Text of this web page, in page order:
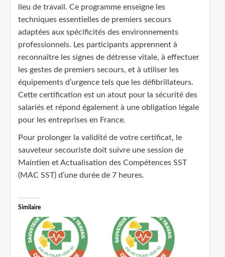
lieu de travail. Ce programme enseigne les
techniques essentielles de premiers secours
adaptées aux spécificités des environnements
professionnels. Les participants apprennent à
reconnaître les signes de détresse vitale, à effectuer
les gestes de premiers secours, et à utiliser les
équipements d’urgence tels que les défibrillateurs.
Cette certification est un atout pour la sécurité des
salariés et répond également à une obligation légale
pour les entreprises en France.
Pour prolonger la validité de votre certificat, le
sauveteur secouriste doit suivre une session de
Maintien et Actualisation des Compétences SST
(MAC SST) d’une durée de 7 heures.
Similaire